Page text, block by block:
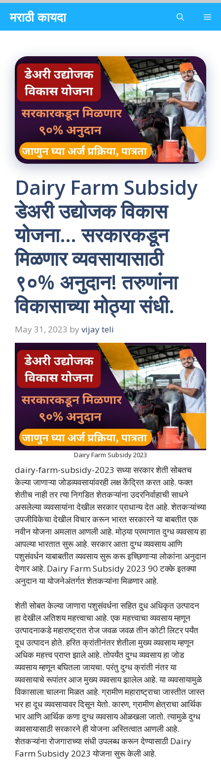
content
मराठी कायदा
Dairy Farm Subsidy
डेअरी उद्योजक विकास
योजना… सरकारकडून
मिळणार व्यवसायासाठी
९०% अनुदान! तरुणांना
विकासाच्या मोठ्या संधी.
May 31, 2023 by vijay teli
Dairy Farm Subsidy 2023
dairy-farm-subsidy-2023 सध्या सरकार शेती सोबतच
केल्या जाणाऱ्या जोडव्यवसायांवरही लक्ष केंद्रित करत आहे. फक्त
शेतीच नाही तर त्या निगडित शेतकऱ्यांना उदरनिर्वाहाची साधने
असलेल्या व्यवसायांना देखील सरकार प्राधान्य देत आहे. शेतकऱ्यांच्या
उपजीविकेचा देखील विचार करून भारत सरकारने या बाबतीत एक
नवीन योजना अमलात आणली आहे. मोठ्या प्रमाणात दुग्ध व्यवसाय हा
आपल्या भारतात सुरू आहे. सरकार आता दुग्ध व्यवसाय आणि
पशुसंवर्धन याबाबतीत व्यवसाय सुरू करू इच्छिणाऱ्या लोकांना अनुदान
देणार आहे. Dairy Farm Subsidy 2023 90 टक्के इतक्या
अनुदान या योजनेअंतर्गत शेतकऱ्यांना मिळणार आहे.
शेती सोबत केल्या जाणारा पशुसंवर्धना सहित दुध अधिकृत उत्पादन
हा देखील अतिशय महत्त्वाचा आहे. एक महत्त्वाचा व्यवसाय म्हणून
उत्पादनाकडे महाराष्ट्रात रोज जवळ जवळ तीन कोटी लिटर पर्यंत
दूध उत्पादन होते. हरित क्रांतीनंतर शेतीला मुख्य व्यवसाय म्हणून
अधिक महत्त्व प्राप्त झाले आहे. तोपर्यंत दुग्ध व्यवसाय हा जोड
व्यवसाय म्हणून बघितला जायचा. परंतु दुग्ध क्रांती नंतर या
व्यवसायाचे रूपांतर आज मुख्य व्यवसाय झालेल आहे. या व्यवसायामुळे
विकासाला चालना मिळत आहे. ग्रामीण महाराष्ट्राचा जास्तीत जास्त
भर हा दूध व्यवसायावर दिसून येतो. कारण, ग्रामीण क्षेत्राचा आर्थिक
भार आणि आर्थिक कणा दुग्ध व्यवसाय ओळखला जातो. त्यामुळे दुग्ध
व्यवसायासाठी सरकारने ही योजना अस्तित्वात आणली आहे.
शेतकऱ्यांना रोजगाराच्या संधी उपलब्ध करून देण्यासाठी Dairy
Farm Subsidy 2023 योजना सुरू केली आहे.